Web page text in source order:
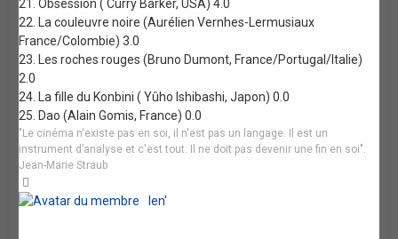
21. Obsession ( Curry Barker, USA) 4.0
22. La couleuvre noire (Aurélien Vernhes-Lermusiaux
France/Colombie) 3.0
23. Les roches rouges (Bruno Dumont, France/Portugal/Italie)
2.0
24. La fille du Konbini ( Yûho Ishibashi, Japon) 0.0
25. Dao (Alain Gomis, France) 0.0
"Le cinéma n'existe pas en soi, il n'est pas un langage. Il est un
instrument d’analyse et c'est tout. Il ne doit pas devenir une fin en soi".
Jean-Marie Straub
len'